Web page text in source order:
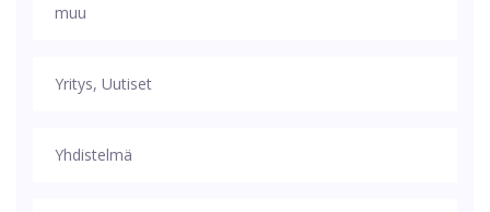
muu
Yritys, Uutiset
Yhdistelmä